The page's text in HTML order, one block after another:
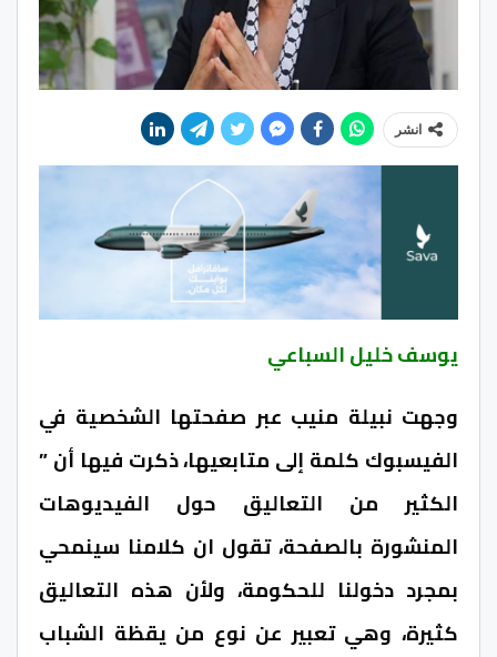
انشر
يوسف خليل السباعي
وجهت نبيلة منيب عبر صفحتها الشخصية في
الفيسبوك كلمة إلى متابعيها، ذكرت فيها أن ”
الكثير من التعاليق حول الفيديوهات
المنشورة بالصفحة، تقول ان كلامنا سينمحي
بمجرد دخولنا للحكومة، ولأن هذه التعاليق
كثيرة، وهي تعبير عن نوع من يقظة الشباب